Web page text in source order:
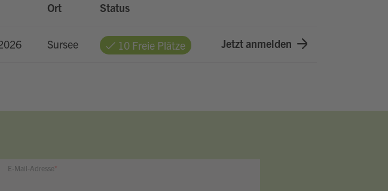
Ort Status
Sursee 10 Freie Plätze Jetzt anmelden
E-Mail-Adresse